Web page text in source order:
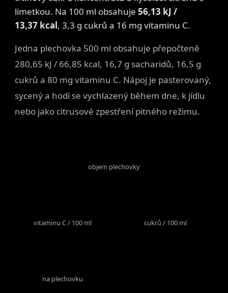
limetkou. Na 100 ml obsahuje 56,13 kJ /
13,37 kcal, 3,3 g cukrů a 16 mg vitaminu C.
Jedna plechovka 500 ml obsahuje přepočteně
280,65 kJ / 66,85 kcal, 16,7 g sacharidů, 16,5 g
cukrů a 80 mg vitaminu C. Nápoj je pasterovaný,
sycený a hodí se vychlazený během dne, k jídlu
nebo jako citrusové zpestření pitného režimu.
objem plechovky
vitaminu C / 100 ml cukrů / 100 ml
na plechovku